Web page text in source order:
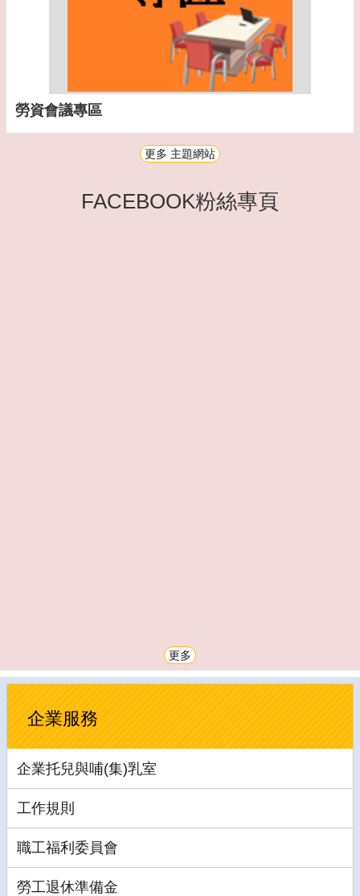
勞資會議專區
更多 主題網站
FACEBOOK粉絲專頁
更多
企業服務
企業托兒與哺(集)乳室
工作規則
職工福利委員會
勞工退休準備金